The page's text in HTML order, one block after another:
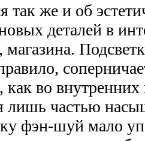
так же и об
деталей в
магазина.
как во
лишь частью
фэн-шуй мало